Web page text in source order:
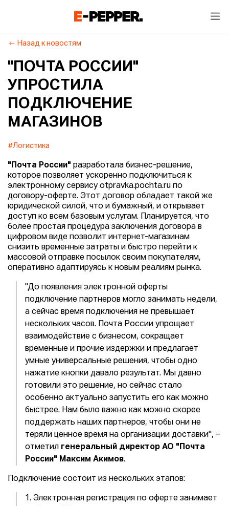
Назад к новостям
"ПОЧТА РОССИИ"
УПРОСТИЛА
ПОДКЛЮЧЕНИЕ
МАГАЗИНОВ
#Логистика
"Почта России" разработала бизнес-решение,
которое позволяет ускоренно подключиться к
электронному сервису otpravka.pochta.ru по
договору-оферте. Этот договор обладает такой же
юридической силой, что и бумажный, и открывает
доступ ко всем базовым услугам. Планируется, что
более простая процедура заключения договора в
цифровом виде позволит интернет-магазинам
снизить временные затраты и быстро перейти к
массовой отправке посылок своим покупателям,
оперативно адаптируясь к новым реалиям рынка.
"До появления электронной оферты
подключение партнеров могло занимать недели,
а сейчас время подключения не превышает
нескольких часов. Почта России упрощает
взаимодействие с бизнесом, сокращает
временные и прочие издержки и предлагает
умные универсальные решения, чтобы одно
нажатие кнопки давало результат. Мы давно
готовили это решение, но сейчас стало
особенно актуально запустить его как можно
быстрее. Нам было важно как можно скорее
поддержать наших партнеров, чтобы они не
теряли ценное время на организации доставки", –
отметил генеральный директор АО "Почта
России" Максим Акимов.
Подключение состоит из нескольких этапов:
1. Электронная регистрация по оферте занимает